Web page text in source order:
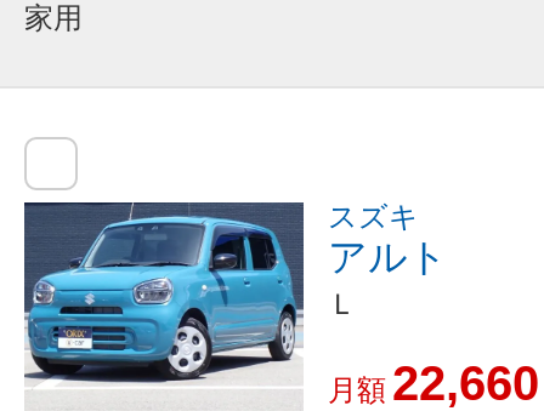
家用
スズキ
アルト
Ｌ
月額 22,660